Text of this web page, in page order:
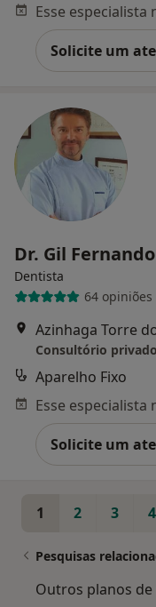
Solicite um
Dr. Gil
Dentista
64 opiniões
Azinhaga Torre
Consultório privado
Aparelho Fixo
Solicite um
1 2 3 4
Pesquisas
Outros planos de